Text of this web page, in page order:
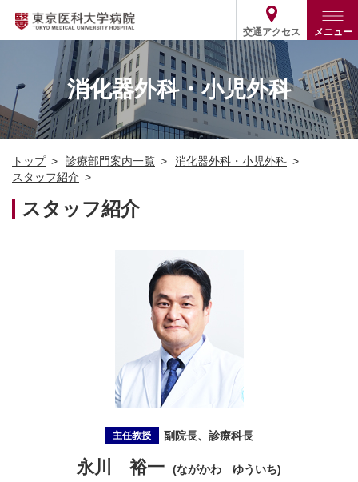
交通アクセス メニュー
トップ
外来・入院案内
外来
入院
患者支援・相談窓口
診療部門案内
診療部門案内一覧
医師・歯科医師等情報検索
病院案内
基本情報
役割・取り組み
医療関係の方
採用関連 ENGLISH
03-3342-6111
消化器外科・小児外科
トップ 診療部門案内一覧
消化器外科・小児外科
スタッフ紹介
スタッフ紹介
主任教授 副院長、診療科長
永川 裕一 (ながかわ ゆういち)